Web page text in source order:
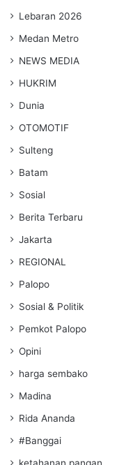
Lebaran 2026
Medan Metro
NEWS MEDIA
HUKRIM
Dunia
OTOMOTIF
Sulteng
Batam
Sosial
Berita Terbaru
Jakarta
REGIONAL
Palopo
Sosial & Politik
Pemkot Palopo
Opini
harga sembako
Madina
Rida Ananda
#Banggai